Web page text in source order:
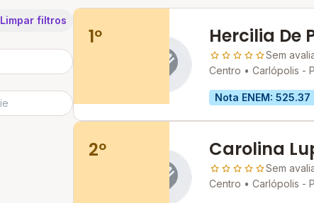
Limpar filtros
1º Hercilia De
Sem
Centro •Carlópolis -
Nota ENEM: 525.37
2º Carolina
Sem
Centro •Carlópolis -